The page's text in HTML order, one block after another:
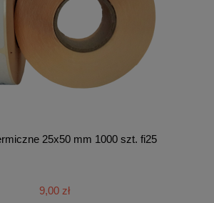
25x50 mm 1000 szt. fi25
9,00 zł